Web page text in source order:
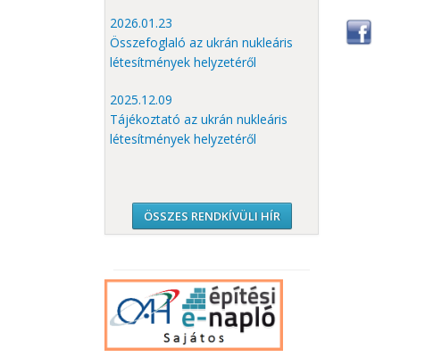
2026.01.23
Összefoglaló az ukrán nukleáris
létesítmények helyzetéről
2025.12.09
Tájékoztató az ukrán nukleáris
létesítmények helyzetéről
ÖSSZES RENDKÍVÜLI HÍR